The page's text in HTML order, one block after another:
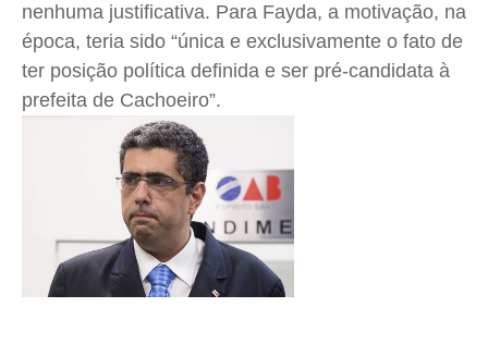
nenhuma justificativa. Para Fayda, a motivação, na
época, teria sido “única e exclusivamente o fato de
ter posição política definida e ser pré-candidata à
prefeita de Cachoeiro”.